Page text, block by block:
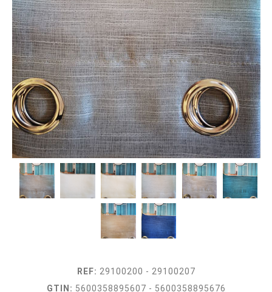
REF: 29100200 - 29100207
GTIN: 5600358895607 - 5600358895676